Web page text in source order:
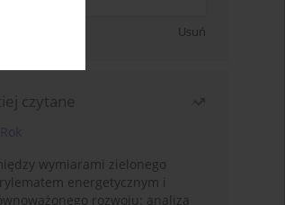
Usuń
czytane
wymiarami zielonego
energetycznym i
rozwoju: analiza